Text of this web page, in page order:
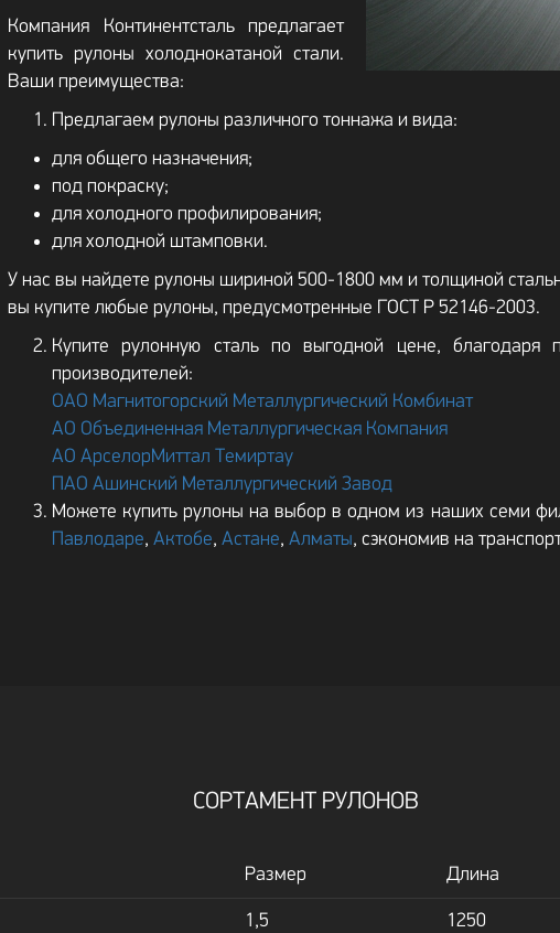
Компания Континентсталь предлагает
купить рулоны холоднокатаной стали.
Ваши преимущества:
Предлагаем рулоны различного тоннажа и вида:
для общего назначения;
под покраску;
для холодного профилирования;
для холодной штамповки.
У нас вы найдете рулоны шириной 500-1800 мм и толщиной
вы купите любые рулоны, предусмотренные ГОСТ Р 52146-2003.
Купите рулонную сталь по выгодной цене, благодаря
производителей:
ОАО Магнитогорский Металлургический Комбинат
АО Объединенная Металлургическая Компания
АО АрселорМиттал Темиртау
ПАО Ашинский Металлургический Завод
Можете купить рулоны на выбор в одном из наших семи
Павлодаре, Актобе, Астане, Алматы, сэкономив на
СОРТАМЕНТ РУЛОНОВ
Размер Длина
1,5 1250